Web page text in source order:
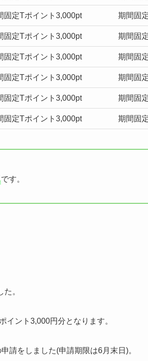
固定Tポイント3,000pt 期間固
固定Tポイント3,000pt 期間固
固定Tポイント3,000pt 期間固
固定Tポイント3,000pt 期間固
固定Tポイント3,000pt 期間固
固定Tポイント3,000pt 期間固
です。
。
イント3,000円分となります。
請をしました(申請期限は6月末日)。